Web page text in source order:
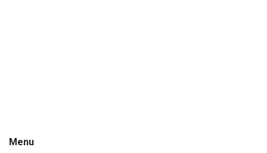
Menu